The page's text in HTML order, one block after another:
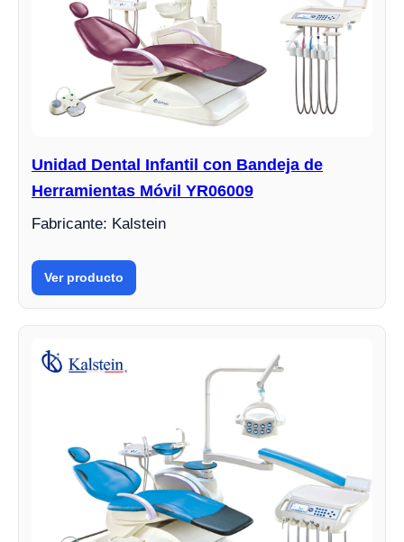
Unidad Dental Infantil con Bandeja de
Herramientas Móvil YR06009
Fabricante: Kalstein
Ver producto